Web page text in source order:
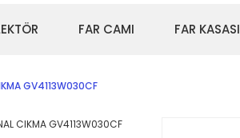
FAR CAMI FAR KASASI
GV4113W030CF